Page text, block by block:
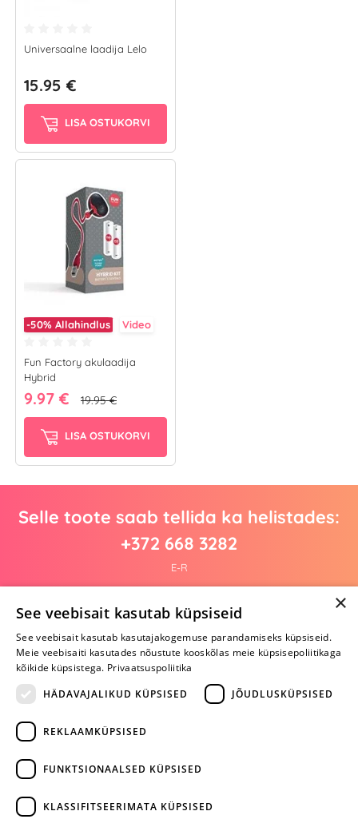
Universaalne laadija Lelo
15.95 €
LISA OSTUKORVI
-50% Allahindlus Video
Fun Factory akulaadija
Hybrid
9.97 € 19.95 €
LISA OSTUKORVI
Selle toote saab tellida ka helistades:
+372 668 3282
E-R
Ole esimene!
×
See veebisait kasutab küpsiseid
See veebisait kasutab kasutajakogemuse parandamiseks küpsiseid.
Meie veebisaiti kasutades nõustute kooskõlas meie küpsisepoliitikaga
kõikide küpsistega. Privaatsuspoliitika
HÄDAVAJALIKUD KÜPSISED
JÕUDLUSKÜPSISED
REKLAAMKÜPSISED
FUNKTSIONAALSED KÜPSISED
KLASSIFITSEERIMATA KÜPSISED